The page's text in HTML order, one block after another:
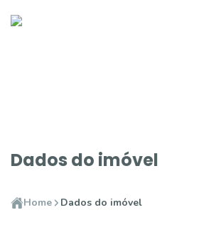
Dados do imóvel
Home Dados do imóvel